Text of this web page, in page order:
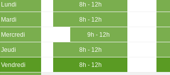
Lundi 8h - 12h
Mardi 8h - 12h
Mercredi 9h - 12h
Jeudi 8h - 12h
Vendredi 8h - 12h